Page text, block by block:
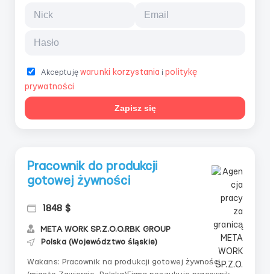
Akceptujęwarunki korzystania i politykę
prywatności
Zapisz się
Pracownik do produkcji
gotowej żywności
1848 $
META WORK SP.Z.O.O.RBK GROUP
Polska (Województwo śląskie)
Wakans: Pracownik na produkcji gotowej żywności